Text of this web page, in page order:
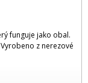
funguje jako obal.
z nerezové